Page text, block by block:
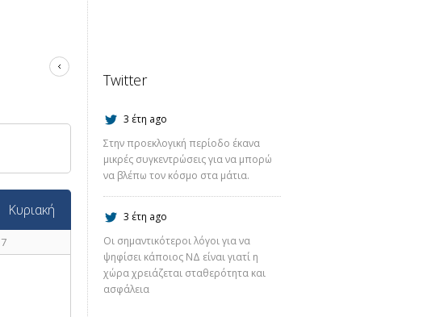
Κυριακή
7
Twitter
3 έτη ago
Στην προεκλογική περίοδο έκανα
μικρές συγκεντρώσεις για να μπορώ
να βλέπω τον κόσμο στα μάτια.
3 έτη ago
Οι σημαντικότεροι λόγοι για να
ψηφίσει κάποιος ΝΔ είναι γιατί η
χώρα χρειάζεται σταθερότητα και
ασφάλεια